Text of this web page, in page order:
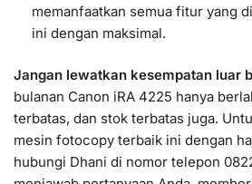
memanfaatkan semua fitur yang
ini dengan maksimal.
Jangan lewatkan kesempatan luar
bulanan Canon iRA 4225 hanya
terbatas, dan stok terbatas juga.
mesin fotocopy terbaik ini dengan
hubungi Dhani di nomor telepon